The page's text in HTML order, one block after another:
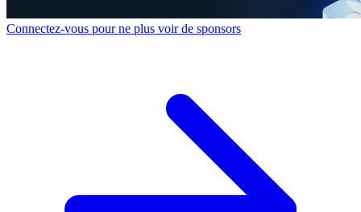
Connectez-vous pour ne plus voir de sponsors